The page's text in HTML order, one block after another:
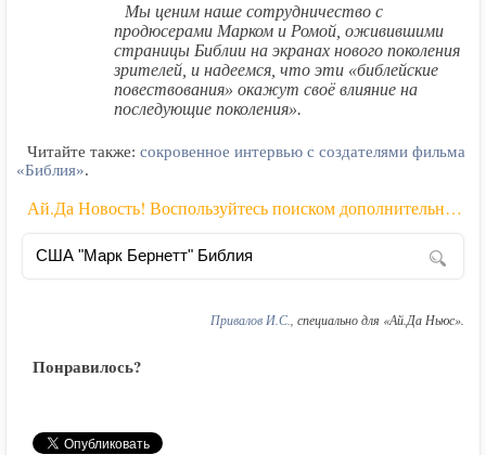
Мы ценим наше сотрудничество с
продюсерами Марком и Ромой, оживившими
страницы Библии на экранах нового поколения
зрителей, и надеемся, что эти «библейские
повествования» окажут своё влияние на
последующие поколения».
Читайте также: сокровенное интервью с создателями фильма
«Библия».
Ай.Да Новость! Воспользуйтесь поиском дополнительной информации:
Привалов И.С. , специально для «Ай.Да Ньюс».
Понравилось?